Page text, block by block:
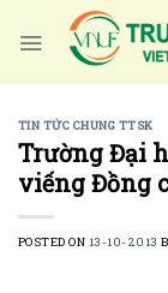
TIN TỨC CHUNG TTSK
Trường Đại
viếng Đồng
POSTED ON 13-10-2013